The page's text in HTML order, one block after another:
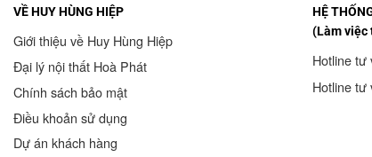
VỀ HUY HÙNG HIỆP
Giới thiệu về Huy Hùng Hiệp
Đại lý nội thất Hoà Phát
Chính sách bảo mật
Điều khoản sử dụng
Dự án khách hàng
HỆ
(Làm việc
Hotline tư
Hotline tư